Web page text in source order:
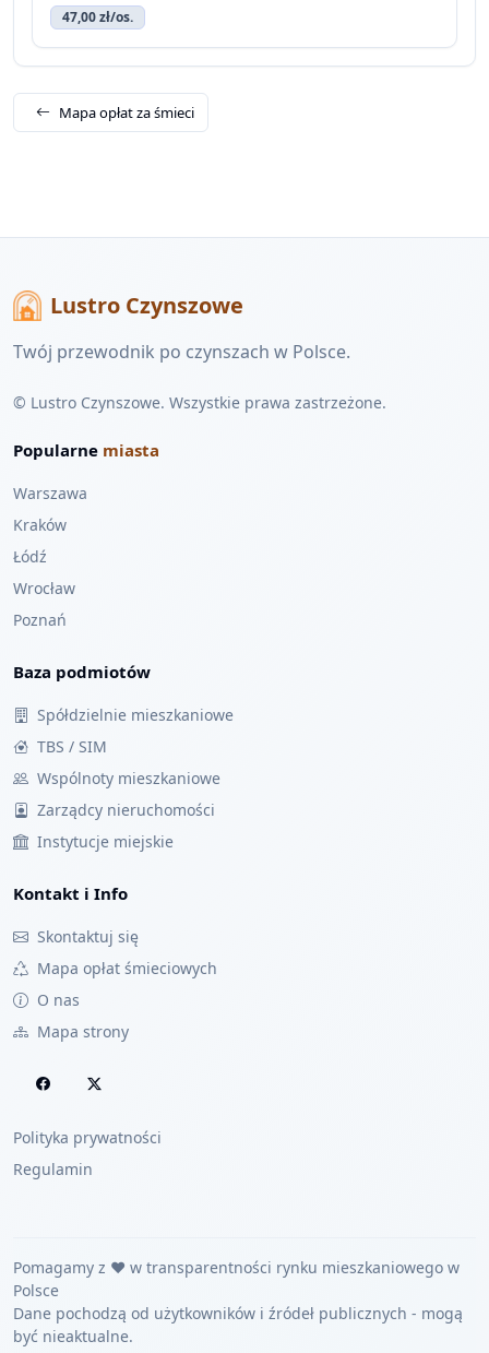
47,00 zł/os.
Mapa opłat za śmieci
Lustro Czynszowe
Twój przewodnik po czynszach w Polsce.
© Lustro Czynszowe. Wszystkie prawa zastrzeżone.
Popularne miasta
Warszawa
Kraków
Łódź
Wrocław
Poznań
Baza podmiotów
Spółdzielnie mieszkaniowe
TBS / SIM
Wspólnoty mieszkaniowe
Zarządcy nieruchomości
Instytucje miejskie
Kontakt i Info
Skontaktuj się
Mapa opłat śmieciowych
O nas
Mapa strony
Polityka prywatności
Regulamin
Pomagamy z ❤️ w transparentności rynku mieszkaniowego w
Polsce
Dane pochodzą od użytkowników i źródeł publicznych - mogą
być nieaktualne.